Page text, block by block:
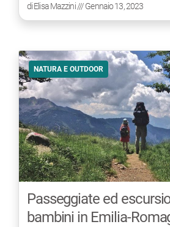
diElisa Mazzini/// Gennaio 13, 2023
NATURA E OUTDOOR
Passeggiate ed
bambini in Emilia-